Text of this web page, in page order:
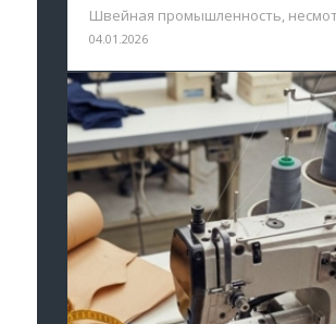
Швейная промышленность,
04.01.2026